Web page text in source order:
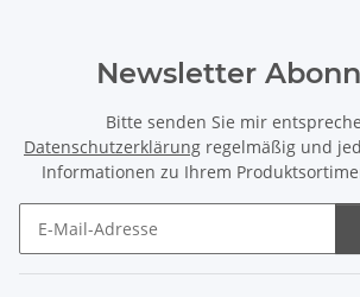
Newsletter
Bitte senden Sie mir
Datenschutzerklärung regelmäßig und
Informationen zu Ihrem